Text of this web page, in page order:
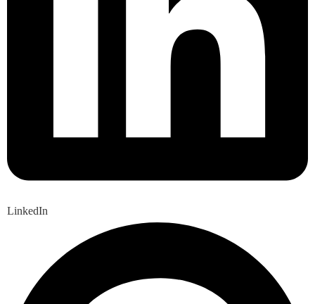
LinkedIn